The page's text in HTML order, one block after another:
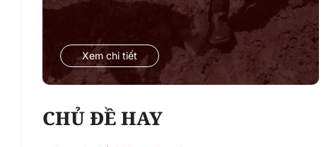
Xem chi tiết
CHỦ ĐỀ HAY